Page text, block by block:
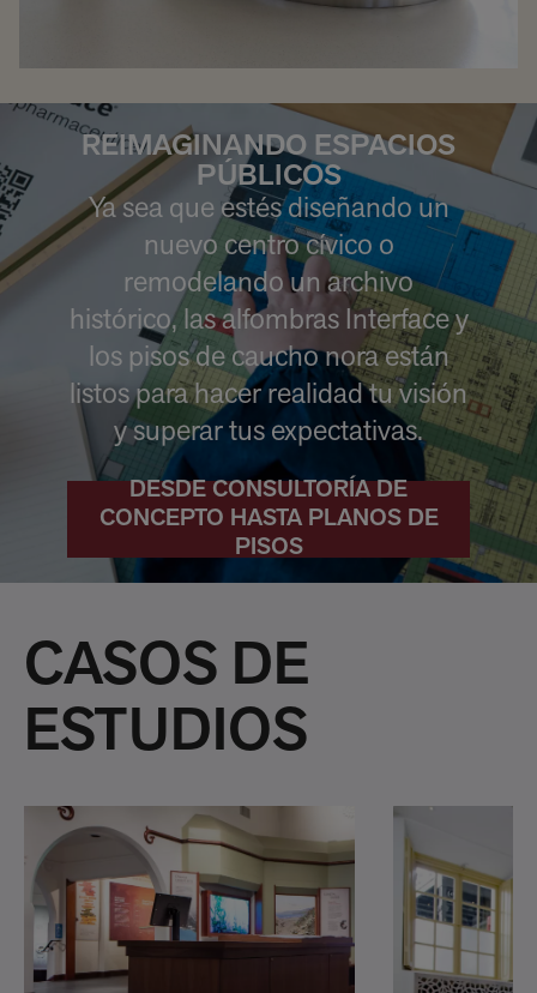
REIMAGINANDO ESPACIOS
PÚBLICOS
Ya sea que estés diseñando un
nuevo centro cívico o
remodelando un archivo
histórico, las alfombras Interface y
los pisos de caucho nora están
listos para hacer realidad tu visión
y superar tus expectativas.
DESDE CONSULTORÍA DE
CONCEPTO HASTA PLANOS DE
PISOS
CASOS DE
ESTUDIOS